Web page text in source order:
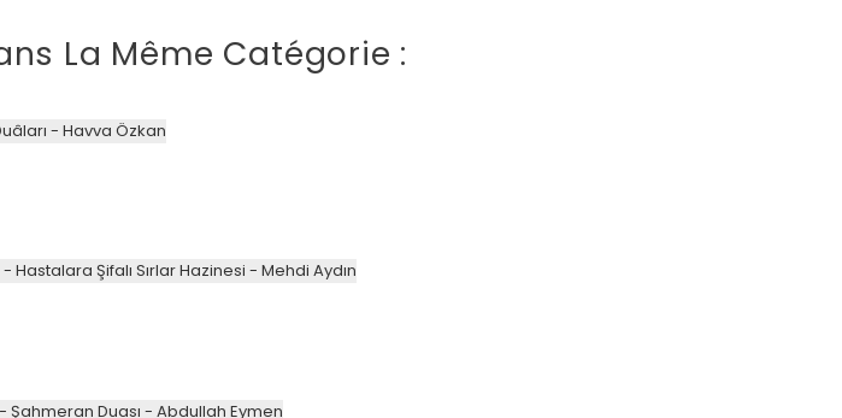
La Même Catégorie :